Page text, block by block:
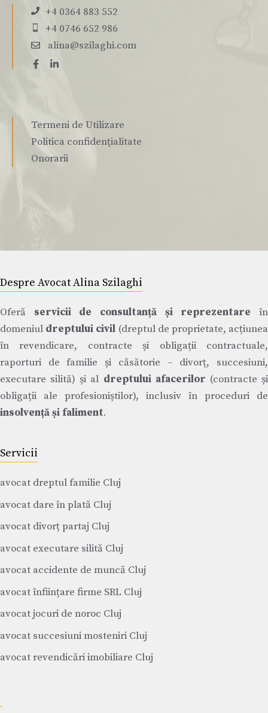
+4 0364 883 552
+4 0746 652 986
alina@szilaghi.com
Termeni de Utilizare
Politica confidențialitate
Onorarii
Despre Avocat Alina Szilaghi
Oferă servicii de consultanță și reprezentare în
domeniul dreptului civil (dreptul de proprietate, acțiunea
în revendicare, contracte și obligații contractuale,
raporturi de familie și căsătorie – divorț, succesiuni,
executare silită) și al dreptului afacerilor (contracte și
obligații ale profesioniștilor), inclusiv în proceduri de
insolvență și faliment.
Servicii
avocat dreptul familie Cluj
avocat dare în plată Cluj
avocat divorț partaj Cluj
avocat executare silită Cluj
avocat accidente de muncă Cluj
avocat înființare firme SRL Cluj
avocat jocuri de noroc Cluj
avocat succesiuni mosteniri Cluj
avocat revendicări imobiliare Cluj